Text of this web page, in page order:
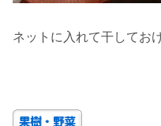
ネットに入れて干してお